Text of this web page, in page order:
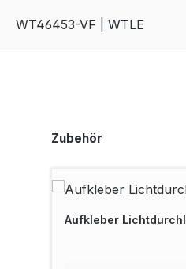
WT46453-VF | WTLE
Produktgalerie
Zubehör
Aufkleber